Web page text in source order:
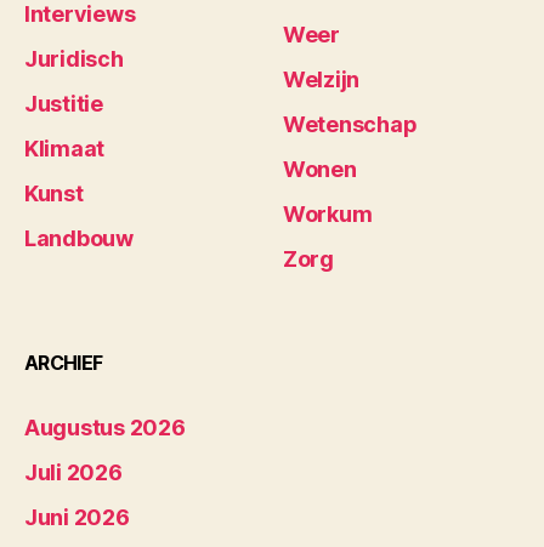
Interviews
Juridisch
Justitie
Klimaat
Kunst
Landbouw
Weer
Welzijn
Wetenschap
Wonen
Workum
Zorg
ARCHIEF
Augustus 2026
Juli 2026
Juni 2026